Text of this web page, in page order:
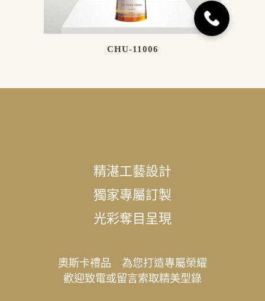
CHU-11006
精湛工藝設計
獨家專屬訂製
光彩奪目呈現
奧斯卡禮品 為您打造專屬榮耀
歡迎致電或留言索取精美型錄